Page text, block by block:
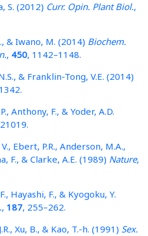
S. (2012) Curr. Opin. Plant Biol.,
& Iwano, M. (2014) Biochem.
, 450, 1142–1148.
& Franklin-Tong, V.E. (2014)
Anthony, F., & Yoder, A.D.
Ebert, P.R., Anderson, M.A.,
F., & Clarke, A.E. (1989) Nature,
Hayashi, F., & Kyogoku, Y.
, 187, 255–262.
Xu, B., & Kao, T.-h. (1991) Sex.